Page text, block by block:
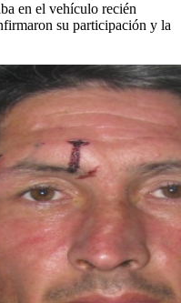
en el vehículo recién
su participación y la